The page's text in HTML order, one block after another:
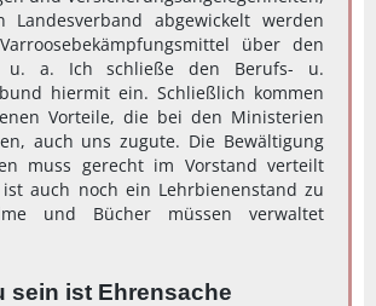
abgewickelt werden
über den
u. a. Ich schließe den Berufs- u.
hiermit ein. Schließlich kommen
Vorteile, die bei den Ministerien
auch uns zugute. Die Bewältigung
muss gerecht im Vorstand verteilt
auch noch ein Lehrbienenstand zu
und Bücher müssen verwaltet
sein ist Ehrensache